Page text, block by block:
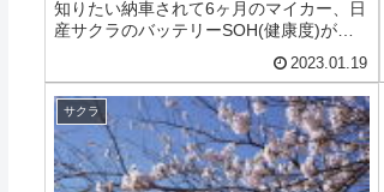
知りたい納車されて6ヶ月のマイカー、日
産サクラのバッテリーSOH(健康度)が知
りたいのです。20kWhの小容量なので劣
化が気になったり、リーフと異なりバッ
テリークーラーが付いていて劣化防止効
果が気にな...
2023.01.19
サクラ